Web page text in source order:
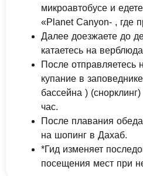
микроавтобусе и
«Planet Canyon- , где
Далее доезжаете до
катаетесь на
После отправляетесь
купание в
бассейна )
час.
После плавания
на шопинг в Дахаб.
*Гид изменяет
посещения мест при